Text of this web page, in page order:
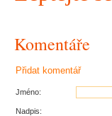
Komentáře
Přidat komentář
Jméno:
Nadpis: